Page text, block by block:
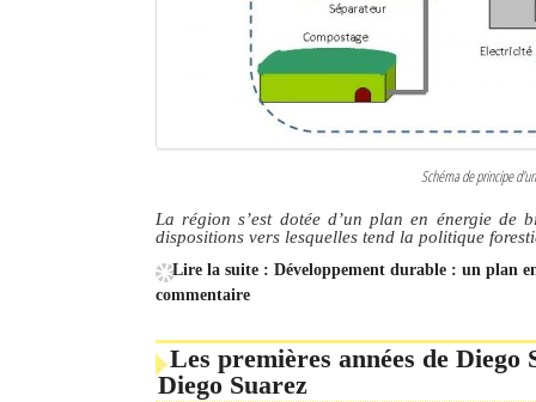
Schéma de principe
La région s’est dotée d’un plan en énergie de
dispositions vers lesquelles tend la politique
Lire la suite : Développement durable : un plan
commentaire
Les premières années de
Diego Suarez